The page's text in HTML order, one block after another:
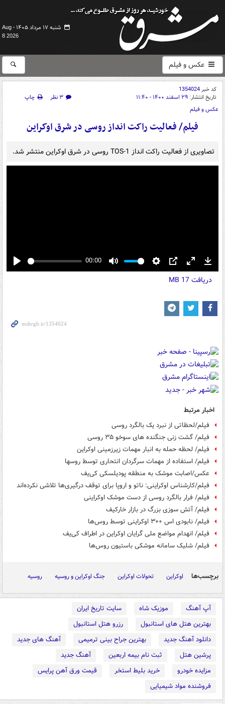
شنبه ۱۷ مرداد ۱۴۰۵ -
Aug
8 2026
عکس و فیلم
کد خبر1354024
تاریخ انتشار: ۲۹ اسفند ۱۴۰۰ - ۱۱:۴۰ ۳ نظر
چاپ
عکس و فیلم
فیلم/ فعالیت راکت انداز روسی در شرق اوکراین
تصاویری از فعالیت راکت انداز TOS-1 روسی در شرق اوکراین منتشر شد.
Play
00:00
Mute Settings
PIP Enter
fullscreen
دریافت17 MB
اخبار مرتبط
فیلم/لحظاتی از نبرد یک بالگرد روسی
فیلم/ گشت زنی جنگنده های سوخو ۳۵ روسی
فیلم/ لحظه حمله به انبار مهمات زیرزمینی اوکراین
فیلم/ استفاده از مهمات سرگردان انتحاری توسط روسها
عکس/اصابت موشک به منطقه پودیلسکی کی‌یف
فیلم/کارشناس اوکراینی: ناتو و اروپا برای توقف درگیری‌ها تلاشی نکرده‌اند
فیلم/ فرار بالگرد روسی از دست موشک اوکراینی
فیلم/ آتش سوزی بزرگ در بازار خارکیف
فیلم/ نابودی اس ۳۰۰ اوکراینی توسط روس‌ها
فیلم/ انهدام مواضع ملی گرایان اوکراین در اطراف کی‌یف
فیلم/ شلیک سامانه موشکی باستیون روس‌ها
برچسب‌ها اوکراین تحولات اوکراین جنگ اوکراین و روسیه روسیه
آپ آهنگ موزیک شاه
سایت تاریخ ایران
بهترین هتل های استانبول
رزرو هتل استانبول
دانلود آهنگ جدید
بهترین جراح بینی ترمیمی
آهنگ های جدید
پرشین هتل
ثبت نام بیمه اربعین
آهنگ جدید
مزایده خودرو
خرید بلیط استخر
قیمت ورق آهن پرایس
فروشنده مواد شیمیایی